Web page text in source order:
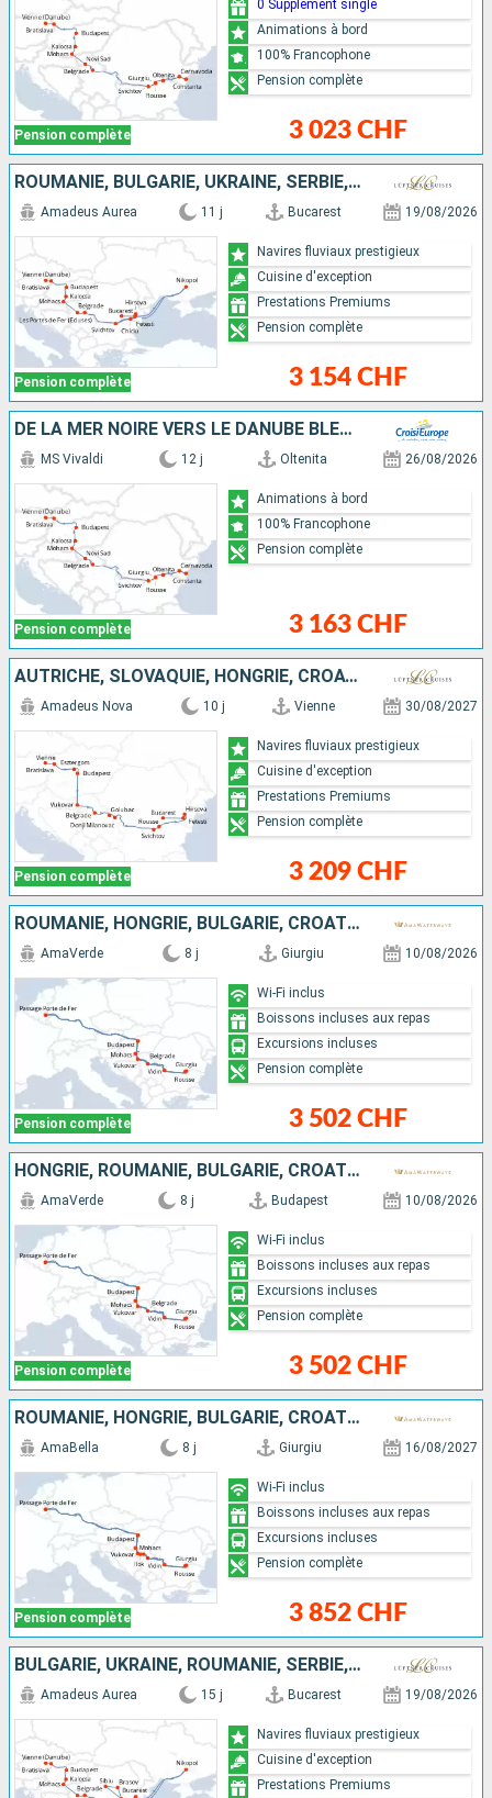
Pension complète 3 023 CHF
0 Supplément single
Animations à bord
100% Francophone
Pension complète
ROUMANIE, BULGARIE, UKRAINE, SERBIE, HONGRIE, SLOVAQUIE, AUTRICHE
Pension complète
Amadeus Aurea 11 j Bucarest 19/08/2026
3 154 CHF
Navires fluviaux prestigieux
Cuisine d'exception
Prestations Premiums
Pension complète
DE LA MER NOIRE VERS LE DANUBE BLEU - DE BUCAREST À VIENNE
Pension complète
MS Vivaldi 12 j Oltenita 26/08/2026
3 163 CHF
Animations à bord
100% Francophone
Pension complète
AUTRICHE, SLOVAQUIE, HONGRIE, CROATIE, SERBIE, BULGARIE, ROUMANIE
Pension complète
Amadeus Nova 10 j Vienne 30/08/2027
3 209 CHF
Navires fluviaux prestigieux
Cuisine d'exception
Prestations Premiums
Pension complète
ROUMANIE, HONGRIE, BULGARIE, CROATIE, SERBIE
Pension complète
AmaVerde 8 j Giurgiu 10/08/2026
3 502 CHF
Wi-Fi inclus
Boissons incluses aux repas
Excursions incluses
Pension complète
HONGRIE, ROUMANIE, BULGARIE, CROATIE, SERBIE
Pension complète
AmaVerde 8 j Budapest 10/08/2026
3 502 CHF
Wi-Fi inclus
Boissons incluses aux repas
Excursions incluses
Pension complète
ROUMANIE, HONGRIE, BULGARIE, CROATIE, SERBIE
Pension complète
AmaBella 8 j Giurgiu 16/08/2027
3 852 CHF
Wi-Fi inclus
Boissons incluses aux repas
Excursions incluses
Pension complète
BULGARIE, UKRAINE, ROUMANIE, SERBIE, HONGRIE, SLOVAQUIE, AUTRICHE
Amadeus Aurea 15 j Bucarest 19/08/2026
Navires fluviaux prestigieux
Cuisine d'exception
Prestations Premiums